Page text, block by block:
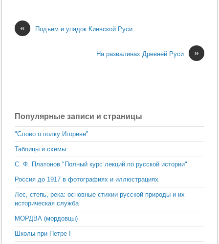
« Подъем и упадок Киевской Руси
»
На развалинах Древней Руси
Популярные записи и страницы
"Слово о полку Игореве"
Таблицы и схемы
С. Ф. Платонов "Полный курс лекций по русской истории"
Россия до 1917 в фотографиях и иллюстрациях
Лес, степь, река: основные сти­хии русской природы и их
историческая служба
МОРДВА (мордовцы)
Школы при Петре I